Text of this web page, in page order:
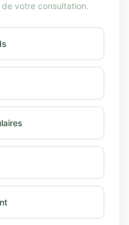
votre consultation.